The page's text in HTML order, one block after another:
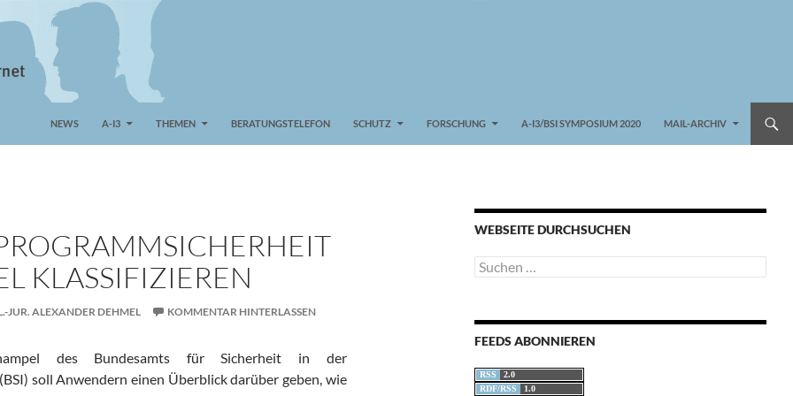
NEWS A-I3 THEMEN BERATUNGSTELEFON SCHUTZ FORSCHUNG A-I3/BSI SYMPOSIUM 2020 MAIL-ARCHIV
KLASSIFIZIEREN
JUR. ALEXANDER DEHMEL KOMMENTAR HINTERLASSEN
des Bundesamts für Sicherheit in der
soll Anwendern einen Überblick darüber geben, wie
WEBSEITE DURCHSUCHEN
Suchen
nach:
FEEDS ABONNIEREN
RSS
2.0
RDF/RSS
1.0